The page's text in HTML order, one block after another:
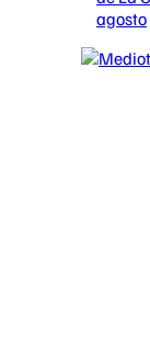
agosto